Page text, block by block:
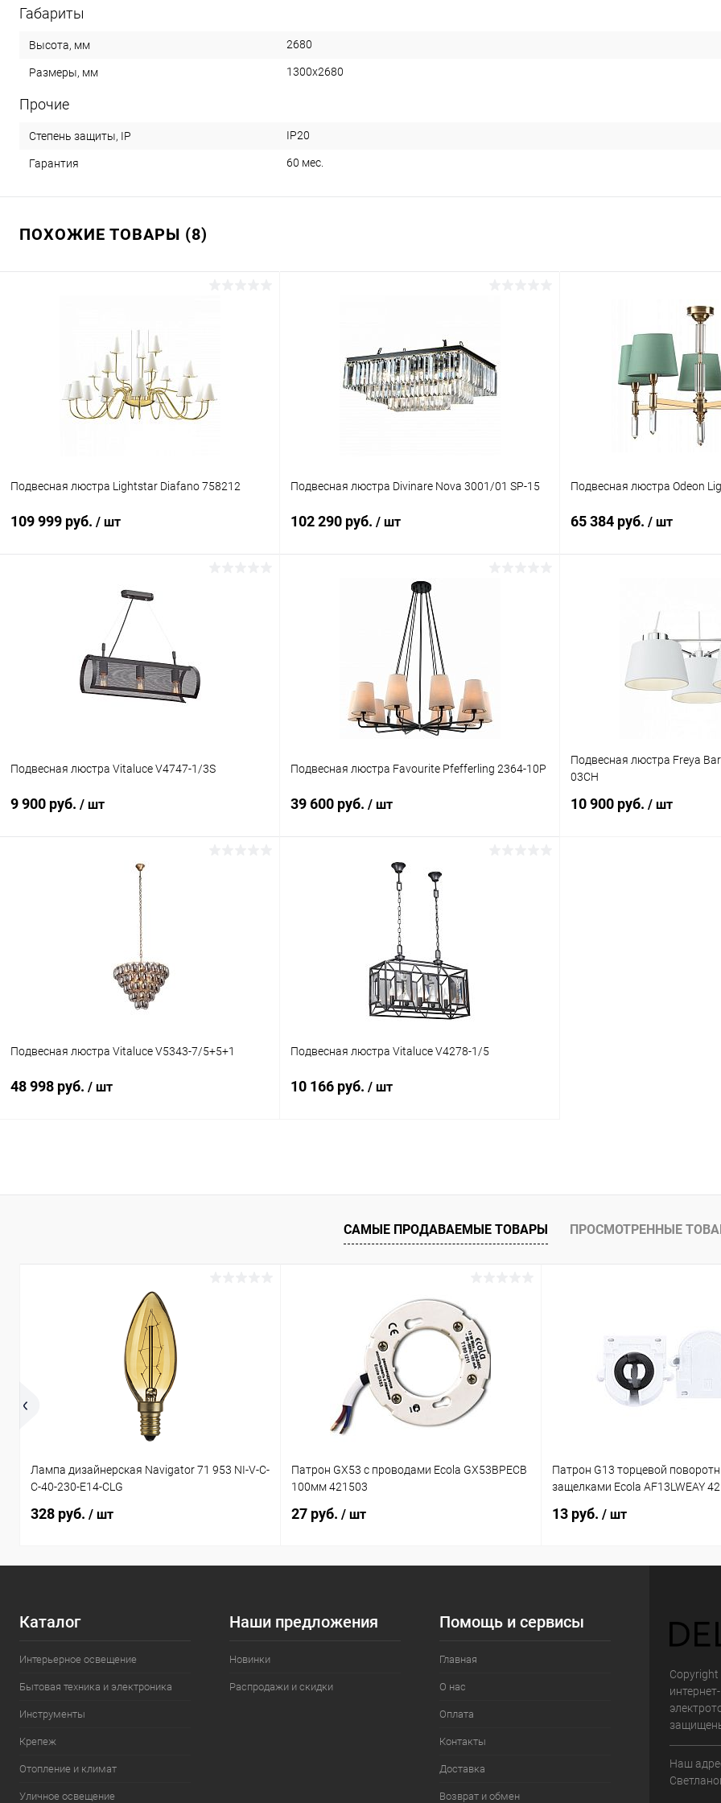
Габариты
Высота, мм 2680
Размеры, мм 1300x2680
Прочие
Степень защиты, IP IP20
Гарантия 60 мес.
ПОХОЖИЕ ТОВАРЫ (8)
Подвесная люстра Lightstar Diafano 758212
109 999 руб. / шт
В корзину
В избранное В наличии
Подвесная люстра Divinare Nova 3001/01 SP-15
102 290 руб. / шт
В корзину
Подвесная люстра Odeon
65 384 руб. / шт
Купить в 1 клик
Подвесная люстра Vitaluce V4747-1/3S
9 900 руб. / шт
В корзину
Подвесная люстра Favourite Pfefferling 2364-10P
39 600 руб. / шт
В корзину
Подвесная люстра Freya
03CH
10 900 руб. / шт
Подвесная люстра Vitaluce V5343-7/5+5+1
48 998 руб. / шт
Купить в 1 клик Сравнение
Подвесная люстра Vitaluce V4278-1/5
10 166 руб. / шт
Купить в 1 клик Сравнение
В избранное В наличии
САМЫЕ ПРОДАВАЕМЫЕ ТОВАРЫ ПРОСМОТРЕННЫЕ
Лампа дизайнерская Navigator 71 953 NI-V-C-
C-40-230-E14-CLG
328 руб. / шт
Патрон GX53 с проводами Ecola GX53BPECB
100мм 421503
27 руб. / шт
Патрон G13 торцевой
защелками Ecola AF13LWEAY
13 руб. / шт
Каталог
Интерьерное освещение
Бытовая техника и электроника
Инструменты
Крепеж
Отопление и климат
Уличное освещение
Наши предложения
Новинки
Распродажи и скидки
Помощь и сервисы
Главная
О нас
Оплата
Контакты
Доставка
Возврат и обмен
Наш